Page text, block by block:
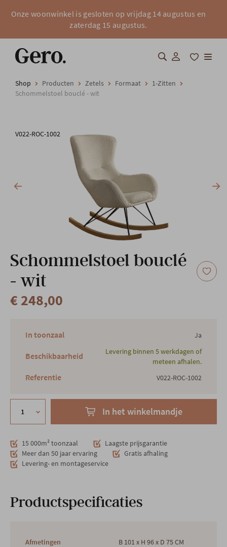
Onze woonwinkel is gesloten op vrijdag 14 augustus en
zaterdag 15 augustus.
Shop
Totaalinrichting
Shop Producten Zetels Formaat
1-Zitten
Schommelstoel bouclé - wit
V022-ROC-1002
Schommelstoel bouclé
- wit
€ 248,00
In toonzaal Ja
Beschikbaarheid
Levering binnen 5 werkdagen of
meteen afhalen.
Referentie V022-ROC-1002
In het winkelmandje
15 000m² toonzaal
Laagste prijsgarantie
Meer dan 50 jaar ervaring
Gratis afhaling
Levering- en montageservice
Productspecificaties
Afmetingen B 101 x H 96 x D 75 CM